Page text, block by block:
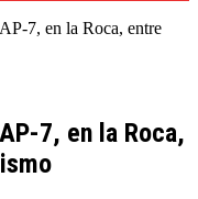
7, en la Roca, entre
7, en la Roca,